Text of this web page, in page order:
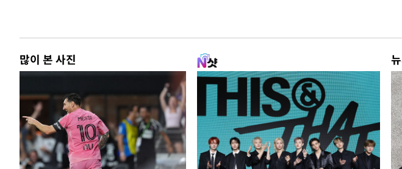
많이 본 사진